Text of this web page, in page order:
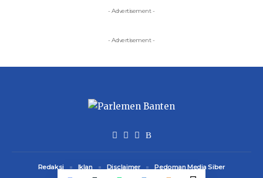
- Advertisement -
- Advertisement -
Redaksi Iklan Disclaimer Pedoman Media Siber